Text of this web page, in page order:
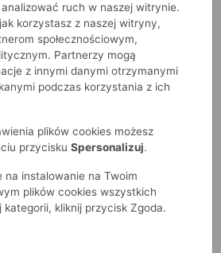
2-7 lat
w tygrysy
analizować ruch w naszej witrynie.
korzystasz z naszej witryny,
społecznościowym,
Partnerzy mogą
z innymi danymi otrzymanymi
podczas korzystania z ich
plików cookies możesz
przycisku Spersonalizuj.
na instalowanie na Twoim
plików cookies wszystkich
kliknij przycisk Zgoda.